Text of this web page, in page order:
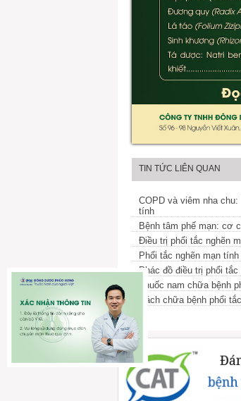
TIN TỨC LIÊN QUAN
COPD và viêm nha
tính
Bệnh tâm phế mạn: cơ
Điều trị phổi tắc nghẽn
Phổi tắc nghẽn mạn
Phác đồ điều trị phổi
Thuốc nam chữa bệnh
Cách chữa bệnh phổi